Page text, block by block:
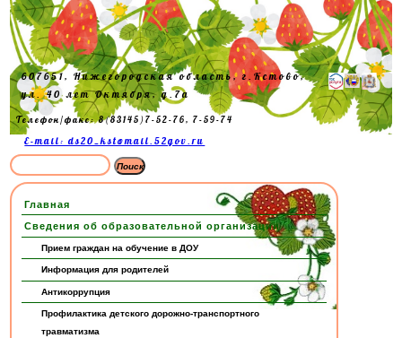
607651, Нижегородская область, г.Кстово,
ул. 40 лет Октября, д.7а
Телефон/факс: 8(83145)7-52-76, 7-59-74
E-mail: ds20_kst@mail.52gov.ru
Главная
Сведения об образовательной организации
Прием граждан на обучение в ДОУ
Информация для родителей
Антикоррупция
Профилактика детского дорожно-транспортного
травматизма